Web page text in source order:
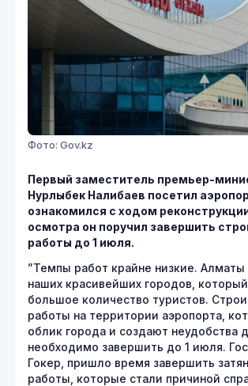
Фото: Gov.kz
Первый заместитель премьер-
Нурлыбек Налибаев посетил
ознакомился с ходом
осмотра он поручил завершить
работы до 1 июля.
”Темпы работ крайне низкие. Алматы
наших красивейших городов,
большое количество туристов.
работы на территории аэропорта,
облик города и создают неудобства
необходимо завершить до 1 июля.
Гокер, пришло время завершить
работы, которые стали причиной